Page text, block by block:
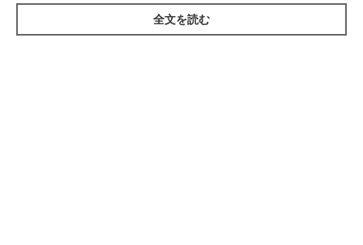
ねこのきもち投稿写真ギャラリー
全文を読む